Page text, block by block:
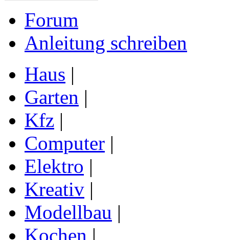
Forum
Anleitung schreiben
Haus |
Garten |
Kfz |
Computer |
Elektro |
Kreativ |
Modellbau |
Kochen |